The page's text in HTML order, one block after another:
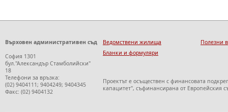
Върховен административен съд
София 1301
бул."Александър Стамболийски"
18
Телефони за връзка:
(02) 9404111; 9404249; 9404345
Факс: (02) 9404132
Ведомствени жилища
Бланки и формуляри
Полезни
Проектът е осъществен с финансовата
капацитет", съфинансирана от Европейския